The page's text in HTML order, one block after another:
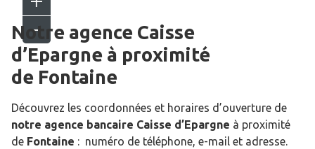
Notre agence Caisse
d’Epargne à proximité
de Fontaine
Découvrez les coordonnées et horaires d’ouverture de
notre agence bancaire Caisse d’Epargne à proximité
de Fontaine : numéro de téléphone, e-mail et adresse.